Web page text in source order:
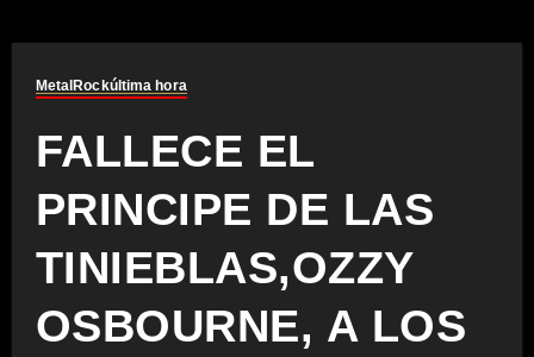
MetalRockúltima hora
FALLECE EL
PRINCIPE DE LAS
TINIEBLAS,OZZY
OSBOURNE, A LOS